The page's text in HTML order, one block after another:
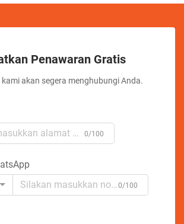
Penawaran Gratis
akan segera menghubungi Anda.
0/100
0/100